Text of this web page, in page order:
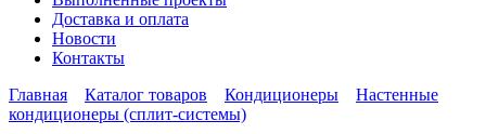
Доставка и оплата
Новости
Контакты
Главная
Каталог товаров Кондиционеры
Настенные
кондиционеры (сплит-системы)